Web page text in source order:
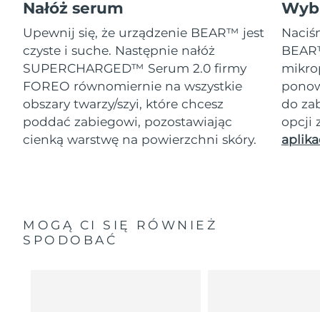
Nałóż serum
Upewnij się, że urządzenie BEAR™ jest
czyste i suche. Następnie nałóż
SUPERCHARGED™ Serum 2.0 firmy
FOREO równomiernie na wszystkie
obszary twarzy/szyi, które chcesz
poddać zabiegowi, pozostawiając
cienką warstwę na powierzchni skóry.
do
opcji
MOGĄ CI SIĘ RÓWNIEŻ
SPODOBAĆ